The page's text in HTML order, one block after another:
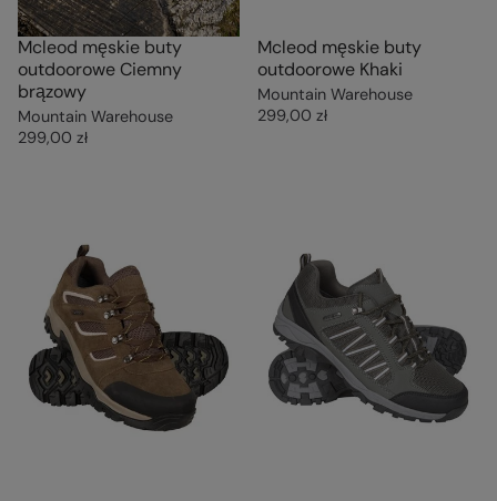
Mcleod męskie buty
outdoorowe Ciemny
brązowy
Mountain Warehouse
299,00 zł
Mcleod męskie buty
outdoorowe Khaki
Mountain Warehouse
299,00 zł